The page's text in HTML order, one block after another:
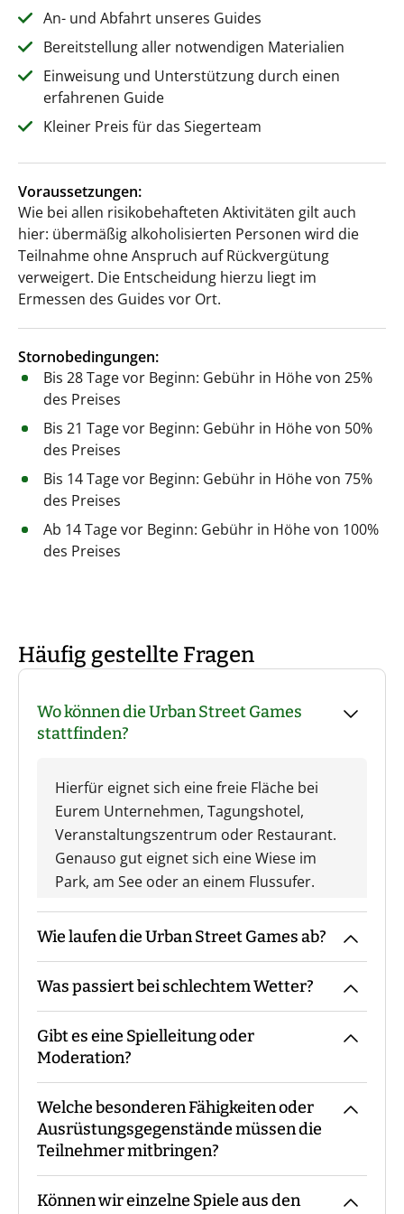
An- und Abfahrt unseres Guides
Bereitstellung aller notwendigen Materialien
Einweisung und Unterstützung durch einen
erfahrenen Guide
Kleiner Preis für das Siegerteam
Voraussetzungen:
Wie bei allen risikobehafteten Aktivitäten gilt auch
hier: übermäßig alkoholisierten Personen wird die
Teilnahme ohne Anspruch auf Rückvergütung
verweigert. Die Entscheidung hierzu liegt im
Ermessen des Guides vor Ort.
Stornobedingungen:
Bis 28 Tage vor Beginn: Gebühr in Höhe von 25%
des Preises
Bis 21 Tage vor Beginn: Gebühr in Höhe von 50%
des Preises
Bis 14 Tage vor Beginn: Gebühr in Höhe von 75%
des Preises
Ab 14 Tage vor Beginn: Gebühr in Höhe von 100%
des Preises
Häufig gestellte Fragen
Wo können die Urban Street Games
stattfinden?
Hierfür eignet sich eine freie Fläche bei
Eurem Unternehmen, Tagungshotel,
Veranstaltungszentrum oder Restaurant.
Genauso gut eignet sich eine Wiese im
Park, am See oder an einem Flussufer.
Wie laufen die Urban Street Games ab?
Der Guide kommt mit den Materialien zum
vereinbarten Treffpunkt, macht die
Begrüßung sowie ggf. die
Gruppeneinteilung. Danach erfolgt eine
Einweisung in Materialien und Ablauf,
bevor es losgeht. Während des Events
begleitet Euch der Guide die ganze Zeit
bzw. steht für Fragen zur Verfügung. Am
Ende macht der Guide eine Auswertung
und eine Siegerehrung.
Was passiert bei schlechtem Wetter?
Das Event findet grundsätzlich bei jedem
Wetter statt. Eine Ausnahme bildet eine
amtliche Unwetterwarnung.
Gibt es eine Spielleitung oder
Moderation?
Bei unseren Urban Street Games sind - je
nach Teilnehmerzahl - immer ein oder
mehrere Guides mit Euch vor Ort.
Welche besonderen Fähigkeiten oder
Ausrüstungsgegenstände müssen die
Teilnehmer mitbringen?
Es sind keine speziellen Vorkenntnisse
Können wir einzelne Spiele aus den